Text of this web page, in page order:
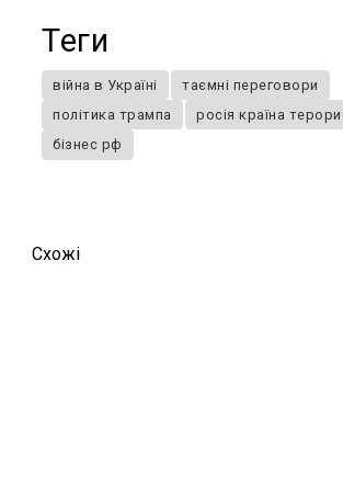
Теги
війна в Україні
таємні переговори
політика трампа
росія країна
бізнес рф
Схожi